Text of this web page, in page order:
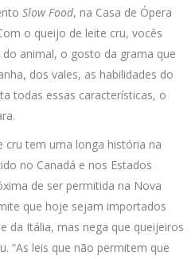
Slow Food, na Casa de Ópera
o queijo de leite cru, vocês
animal, o gosto da grama que
dos vales, as habilidades do
todas essas características, o
cru tem uma longa história na
no Canadá e nos Estados
de ser permitida na Nova
que hoje sejam importados
da Itália, mas nega que queijeiros
“As leis que não permitem que